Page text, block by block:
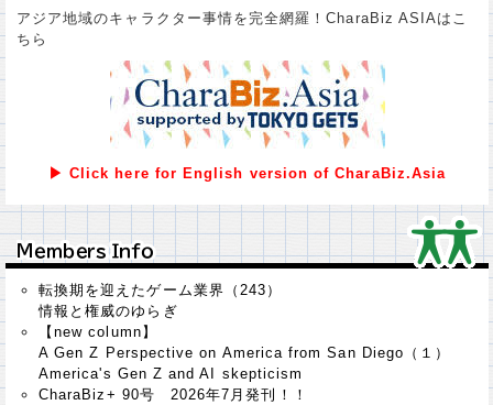
アジア地域のキャラクター事情を完全網羅！CharaBiz ASIAはこ
ちら
▶ Click here for English version of CharaBiz.Asia
Ｍｅｍｂｅｒｓ Ｉｎｆｏ
Ｍｅｍｂｅｒｓ Ｉｎｆｏ
転換期を迎えたゲーム業界（243）
情報と権威のゆらぎ
【new column】
A Gen Z Perspective on America from San Diego（１）
America's Gen Z and AI skepticism
CharaBiz+ 90号 2026年7月発刊！！